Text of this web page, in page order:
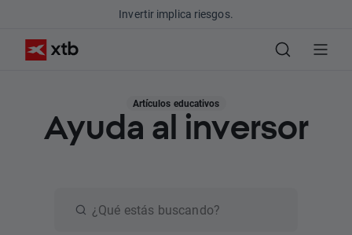
Invertir implica riesgos.
Artículos educativos
Ayuda al inversor